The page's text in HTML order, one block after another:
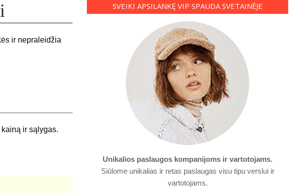
ir nepraleidžia
ir sąlygas.
SVEIKI APSILANKĘ VIP SPAUDA SVETAINĖJE
Unikalios paslaugos kompanijoms ir vartotojams.
Siūlome unikalias ir retas paslaugas visu tipu verslui ir
vartotojams.